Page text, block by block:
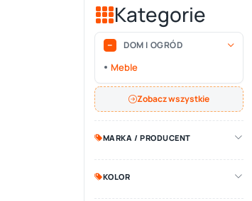
Kategorie
DOM I OGRÓD
Meble
Zobacz wszystkie
MARKA / PRODUCENT
KOLOR